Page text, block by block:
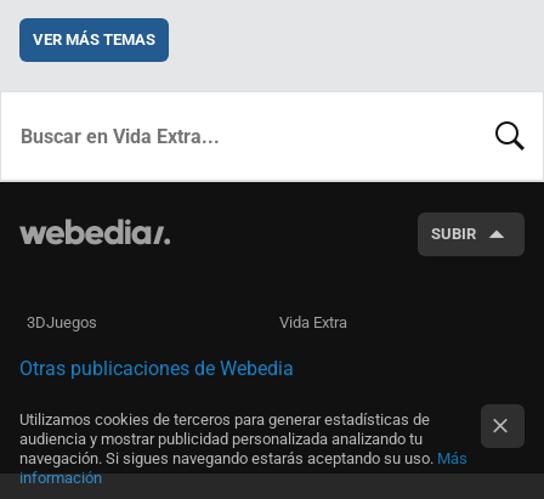
VER MÁS TEMAS
SUBIR
3DJuegos Vida Extra
Otras publicaciones de Webedia
Utilizamos cookies de terceros para generar estadísticas de
audiencia y mostrar publicidad personalizada analizando tu
navegación. Si sigues navegando estarás aceptando su uso. Más
información